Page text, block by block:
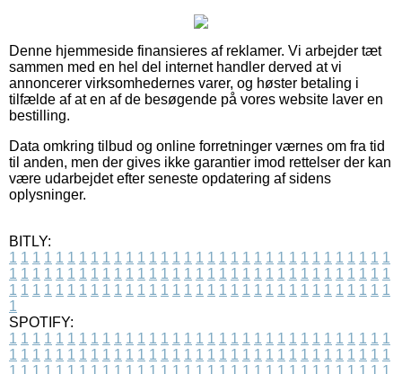
Denne hjemmeside finansieres af reklamer. Vi arbejder tæt
sammen med en hel del internet handler derved at vi
annoncerer virksomhedernes varer, og høster betaling i
tilfælde af at en af de besøgende på vores website laver en
bestilling.
Data omkring tilbud og online forretninger værnes om fra tid
til anden, men der gives ikke garantier imod rettelser der kan
være udarbejdet efter seneste opdatering af sidens
oplysninger.
BITLY:
1 1 1 1 1 1 1 1 1 1 1 1 1 1 1 1 1 1 1 1 1 1 1 1 1 1 1 1 1 1 1 1 1
1 1 1 1 1 1 1 1 1 1 1 1 1 1 1 1 1 1 1 1 1 1 1 1 1 1 1 1 1 1 1 1 1
1 1 1 1 1 1 1 1 1 1 1 1 1 1 1 1 1 1 1 1 1 1 1 1 1 1 1 1 1 1 1 1 1
1
SPOTIFY:
1 1 1 1 1 1 1 1 1 1 1 1 1 1 1 1 1 1 1 1 1 1 1 1 1 1 1 1 1 1 1 1 1
1 1 1 1 1 1 1 1 1 1 1 1 1 1 1 1 1 1 1 1 1 1 1 1 1 1 1 1 1 1 1 1 1
1 1 1 1 1 1 1 1 1 1 1 1 1 1 1 1 1 1 1 1 1 1 1 1 1 1 1 1 1 1 1 1 1